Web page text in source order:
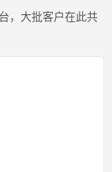
，大批客户在此共